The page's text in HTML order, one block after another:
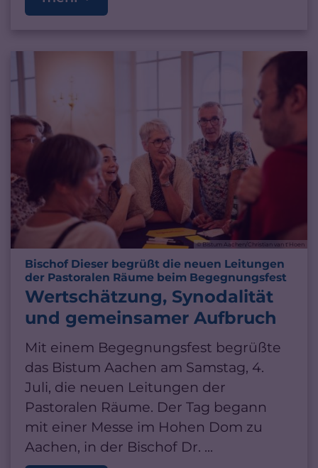
© Bistum Aachen/Christian van t'Hoen
Bischof Dieser begrüßt die neuen Leitungen
der Pastoralen Räume beim Begegnungsfest
Wertschätzung, Synodalität
und gemeinsamer Aufbruch
Mit einem Begegnungsfest begrüßte
das Bistum Aachen am Samstag, 4.
Juli, die neuen Leitungen der
Pastoralen Räume. Der Tag begann
mit einer Messe im Hohen Dom zu
Aachen, in der Bischof Dr. ...